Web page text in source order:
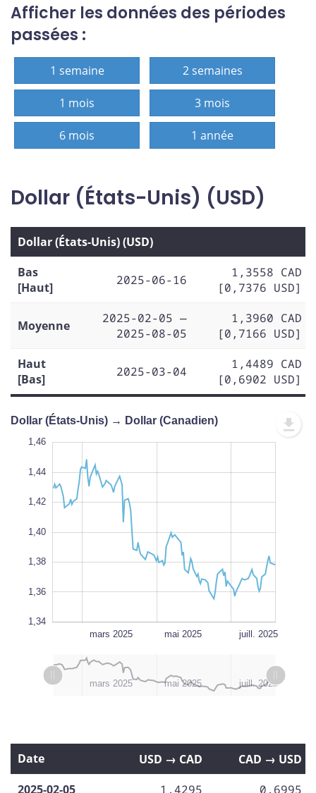
Afficher les données des périodes
passées :
1 semaine 2 semaines
1 mois 3 mois
6 mois 1 année
Dollar (États-Unis) (USD)
Dollar (États-Unis) (USD)
Bas
[Haut]
2025-06-16
1,3558 CAD
[0,7376 USD]
Moyenne
2025-02-05 —
2025-08-05
1,3960 CAD
[0,7166 USD]
Haut
[Bas]
2025-03-04
1,4489 CAD
[0,6902 USD]
Dollar (États-Unis) → Dollar (Canadien)
1,34
1,46
1,44
1,42
1,40
1,38
1,36
1,34
janv. 2025mars 2025 mai 2025 juill. 2025
sept. 2025
ljanv. 2025mars 2025 mai 2025 juill. 2025
sept. 2025
Date USD → CAD
CAD → USD
2025-02-05
1,4295 0,6995